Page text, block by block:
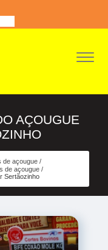
AÇOUGUE
de açougue
de açougue
Sertãozinho